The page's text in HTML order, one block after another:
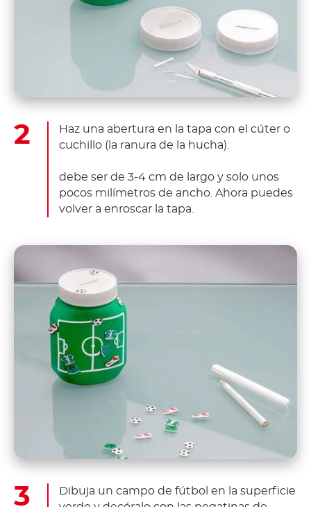
Haz una abertura en la tapa con el cúter o
cuchillo (la ranura de la hucha).
debe ser de 3-4 cm de largo y solo unos
pocos milímetros de ancho. Ahora puedes
volver a enroscar la tapa.
Dibuja un campo de fútbol en la superficie